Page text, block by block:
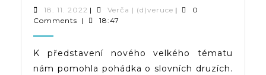
O
Druzích
18. 11. 2022 18.
11.
| Verča | (d)veruceVerča
|
0
Comments | 18:47
K představení nového velkého tématu
nám pomohla pohádka o slovních druzích.